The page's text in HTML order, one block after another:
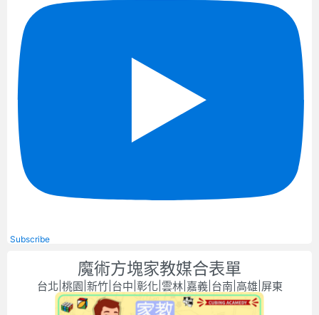
Subscribe
魔術方塊家教媒合表單
台北|桃園|新竹|台中|彰化|雲林|嘉義|台南|高雄|屏東